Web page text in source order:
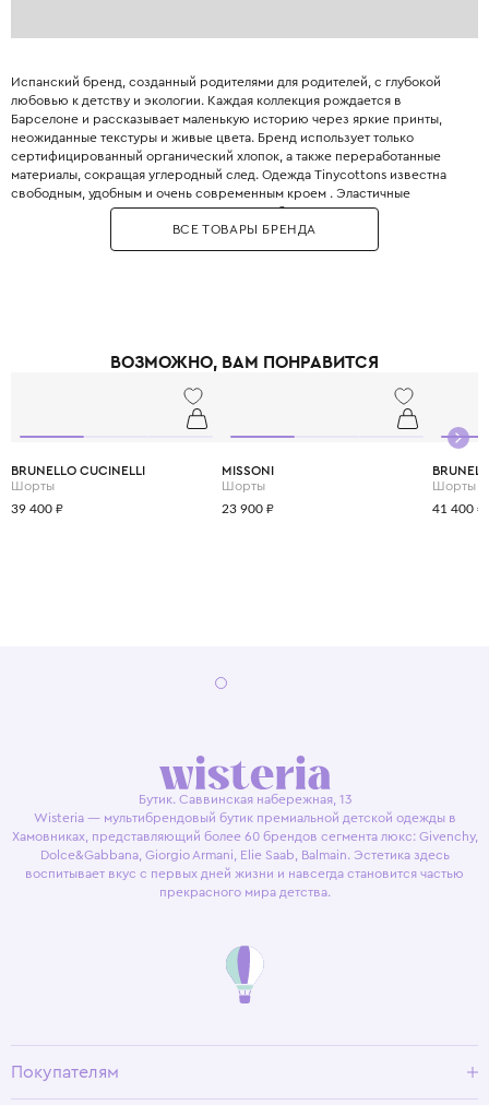
Испанский бренд, созданный родителями для родителей, с глубокой
любовью к детству и экологии. Каждая коллекция рождается в
Барселоне и рассказывает маленькую историю через яркие принты,
неожиданные текстуры и живые цвета. Бренд использует только
сертифицированный органический хлопок, а также переработанные
материалы, сокращая углеродный след. Одежда Tinycottons известна
свободным, удобным и очень современным кроем . Эластичные
манжеты, мягкие резинки и плоские швы обеспечивают максимальную
свободу движений для игр и сна. Принты являются визитной карточкой
бренда: забавные животные, абстрактные узоры, коллаборации с
ВСЕ ТОВАРЫ БРЕНДА
ВОЗМОЖНО, ВАМ ПОНРАВИТСЯ
BRUNELLO CUCINELLI
Шорты
39 400 ₽
MISSONI
Шорты
23 900 ₽
Шорты
41 400 ₽
Бутик. Саввинская набережная, 13
Wisteria — мультибрендовый бутик премиальной детской одежды в
Хамовниках, представляющий более 60 брендов сегмента люкс: Givenchy,
Dolce&Gabbana, Giorgio Armani, Elie Saab, Balmain. Эстетика здесь
воспитывает вкус с первых дней жизни и навсегда становится частью
прекрасного мира детства.
Покупателям